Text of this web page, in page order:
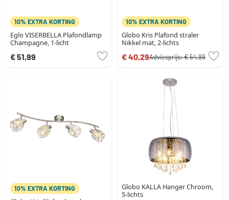
10% EXTRA KORTING
Eglo VISERBELLA Plafondlamp
Champagne, 1-licht
€ 51,99
10% EXTRA KORTING
Globo Kris Plafond straler
Nikkel mat, 2-lichts
€ 40,29Adviesprijs:€ 54,99
10% EXTRA KORTING
Globo KALLA Hanger Chroom,
5-lichts